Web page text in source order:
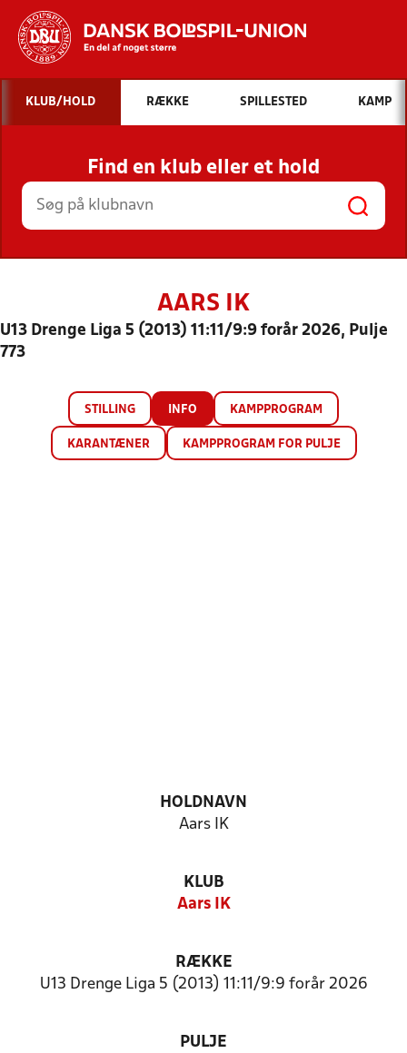
Hvad vil du søge efter?
INDHOLD OG NYHEDER
STILLINGER, RESULTATER, KLUBBER OG
HOLD
KLUB/HOLD RÆKKE SPILLESTED KAMP
Find en klub eller et hold
AARS IK
U13 Drenge Liga 5 (2013) 11:11/9:9 forår 2026, Pulje
773
STILLING INFO KAMPPROGRAM
KARANTÆNER KAMPPROGRAM FOR PULJE
HOLDNAVN
Aars IK
KLUB
Aars IK
RÆKKE
U13 Drenge Liga 5 (2013) 11:11/9:9 forår 2026
PULJE